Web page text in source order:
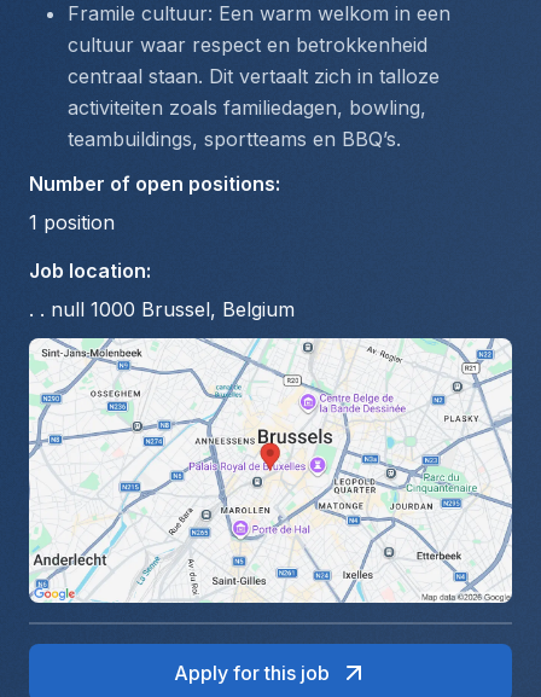
Framile cultuur: Een warm welkom in een
cultuur waar respect en betrokkenheid
centraal staan. Dit vertaalt zich in talloze
activiteiten zoals familiedagen, bowling,
teambuildings, sportteams en BBQ’s.
Number of open positions:
1 position
Job location:
. . null 1000 Brussel, Belgium
Apply for this job